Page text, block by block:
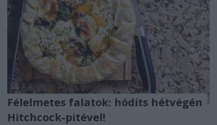
Félelmetes falatok: hódíts hétvégén
Hitchcock-pitével!